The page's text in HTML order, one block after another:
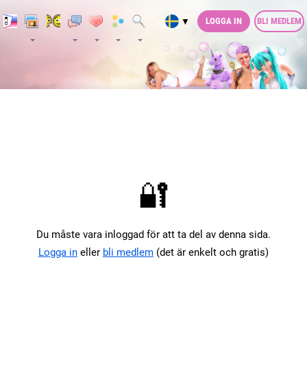
▼ LOGGA IN BLI MEDLEM
🔐
Du måste vara inloggad för att ta del av denna sida.
Logga in eller bli medlem (det är enkelt och gratis)